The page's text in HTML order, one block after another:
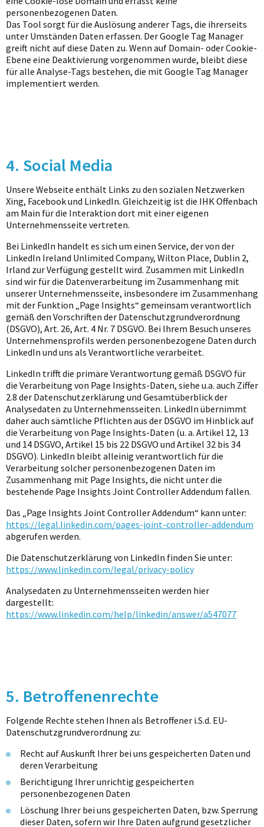
personenbezogenen Daten.
Das Tool sorgt für die Auslösung anderer Tags, die ihrerseits
unter Umständen Daten erfassen. Der Google Tag Manager
greift nicht auf diese Daten zu. Wenn auf Domain- oder Cookie-
Ebene eine Deaktivierung vorgenommen wurde, bleibt diese
für alle Analyse-Tags bestehen, die mit Google Tag Manager
implementiert werden.
4. Social Media
Unsere Webseite enthält Links zu den sozialen Netzwerken
Xing, Facebook und LinkedIn. Gleichzeitig ist die IHK Offenbach
am Main für die Interaktion dort mit einer eigenen
Unternehmensseite vertreten.
Bei LinkedIn handelt es sich um einen Service, der von der
LinkedIn Ireland Unlimited Company, Wilton Place, Dublin 2,
Irland zur Verfügung gestellt wird. Zusammen mit LinkedIn
sind wir für die Datenverarbeitung im Zusammenhang mit
unserer Unternehmensseite, insbesondere im Zusammenhang
mit der Funktion „Page Insights“ gemeinsam verantwortlich
gemäß den Vorschriften der Datenschutzgrundverordnung
(DSGVO), Art. 26, Art. 4 Nr. 7 DSGVO. Bei Ihrem Besuch unseres
Unternehmensprofils werden personenbezogene Daten durch
LinkedIn und uns als Verantwortliche verarbeitet.
LinkedIn trifft die primäre Verantwortung gemäß DSGVO für
die Verarbeitung von Page Insights-Daten, siehe u.a. auch Ziffer
2.8 der Datenschutzerklärung und Gesamtüberblick der
Analysedaten zu Unternehmensseiten. LinkedIn übernimmt
daher auch sämtliche Pflichten aus der DSGVO im Hinblick auf
die Verarbeitung von Page Insights-Daten (u. a. Artikel 12, 13
und 14 DSGVO, Artikel 15 bis 22 DSGVO und Artikel 32 bis 34
DSGVO). LinkedIn bleibt alleinig verantwortlich für die
Verarbeitung solcher personenbezogenen Daten im
Zusammenhang mit Page Insights, die nicht unter die
bestehende Page Insights Joint Controller Addendum fallen.
Das „Page Insights Joint Controller Addendum“ kann unter:
https://legal.linkedin.com/pages-joint-controller-addendum
abgerufen werden.
Die Datenschutzerklärung von LinkedIn finden Sie unter:
https://www.linkedin.com/legal/privacy-policy
Analysedaten zu Unternehmensseiten werden hier
dargestellt:
https://www.linkedin.com/help/linkedin/answer/a547077
5. Betroffenenrechte
Folgende Rechte stehen Ihnen als Betroffener i.S.d. EU-
Datenschutzgrundverordnung zu:
Recht auf Auskunft Ihrer bei uns gespeicherten Daten und
deren Verarbeitung
Berichtigung Ihrer unrichtig gespeicherten
personenbezogenen Daten
Löschung Ihrer bei uns gespeicherten Daten, bzw. Sperrung
dieser Daten, sofern wir Ihre Daten aufgrund gesetzlicher